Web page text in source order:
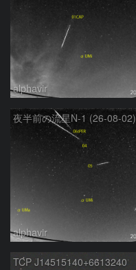
alphavir
夜半前の流星N-1 (26-08-02)
alphavir
TCP J14515140+6613240